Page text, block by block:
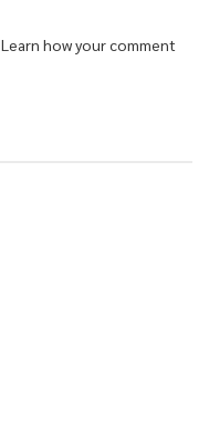
Learn how your comment